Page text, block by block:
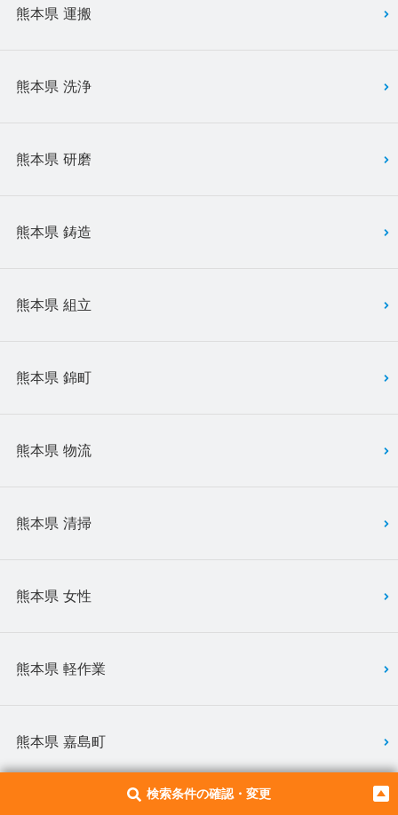
検索条件の確認・変更
熊本県 運搬
熊本県 洗浄
熊本県 研磨
熊本県 鋳造
熊本県 組立
熊本県 錦町
熊本県 物流
熊本県 清掃
熊本県 女性
熊本県 軽作業
熊本県 嘉島町